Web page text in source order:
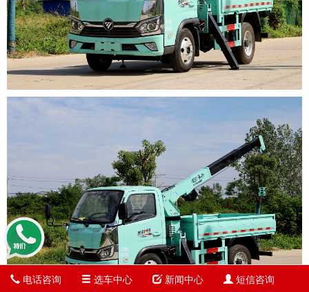
电话咨询 选车中心 新闻中心 短信咨询